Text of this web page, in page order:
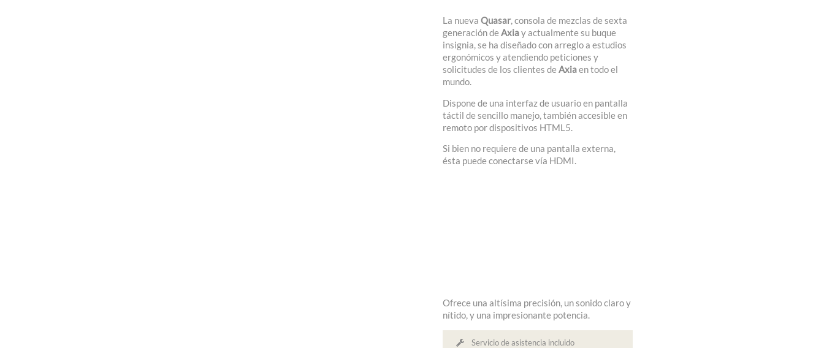
La nueva Quasar, consola de mezclas de sexta
generación deAxiay actualmente su buque
insignia, se ha diseñado con arreglo a estudios
ergonómicos y atendiendo peticiones y
solicitudes de los clientes deAxiaen todo el
mundo.
Dispone de una interfaz de usuario en pantalla
táctil de sencillo manejo, también accesible en
remoto por dispositivos HTML5.
Si bien no requiere de una pantalla externa,
ésta puede conectarse vía HDMI.
Ofrece una altísima precisión, un sonido claro y
nítido, y una impresionante potencia.
Servicio de asistencia incluido